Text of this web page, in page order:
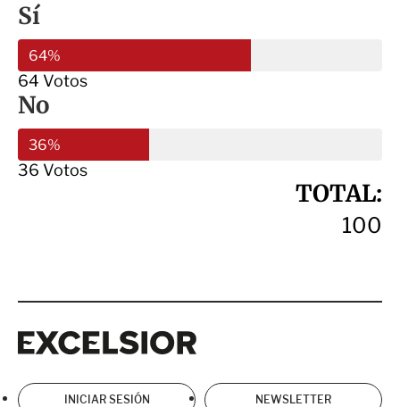
Sí
64%
64 Votos
No
36%
36 Votos
TOTAL:
100
INICIAR SESIÓN NEWSLETTER